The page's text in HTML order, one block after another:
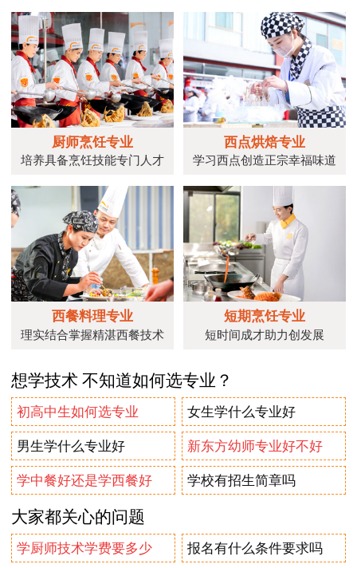
厨师烹饪专业
培养具备烹饪技能专门人才
西点烘焙专业
学习西点创造正宗幸福味道
西餐料理专业
理实结合掌握精湛西餐技术
短期烹饪专业
短时间成才助力创发展
想学技术 不知道如何选专业？
初高中生如何选专业 女生学什么专业好
男生学什么专业好 新东方幼师专业好不好
学中餐好还是学西餐好 学校有招生简章吗
大家都关心的问题
学厨师技术学费要多少 报名有什么条件要求吗